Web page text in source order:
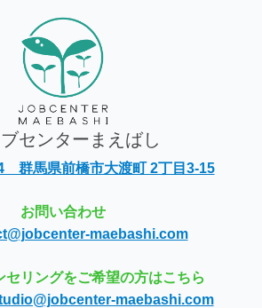
センターまえばし
群馬県前橋市大渡町 2丁目3-15
お問い合わせ
maebashi.com
セリングをご希望の方はこちら
maebashi.com